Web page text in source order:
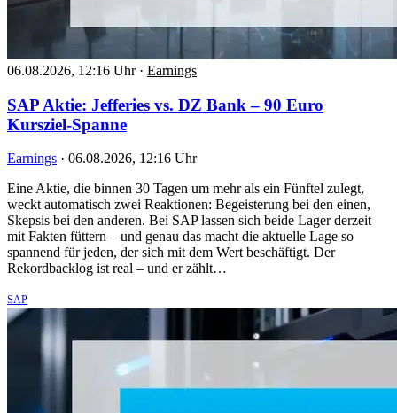
06.08.2026, 12:16 Uhr · Earnings
SAP Aktie: Jefferies vs. DZ Bank – 90 Euro
Kursziel-Spanne
Earnings · 06.08.2026, 12:16 Uhr
Eine Aktie, die binnen 30 Tagen um mehr als ein Fünftel zulegt,
weckt automatisch zwei Reaktionen: Begeisterung bei den einen,
Skepsis bei den anderen. Bei SAP lassen sich beide Lager derzeit
mit Fakten füttern – und genau das macht die aktuelle Lage so
spannend für jeden, der sich mit dem Wert beschäftigt. Der
Rekordbacklog ist real – und er zählt…
SAP